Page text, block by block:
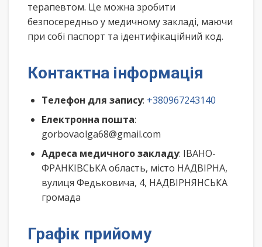
терапевтом. Це можна зробити
безпосередньо у медичному закладі, маючи
при собі паспорт та ідентифікаційний код.
Контактна інформація
Телефон для запису: +380967243140
Електронна пошта:
gorbovaolga68@gmail.com
Адреса медичного закладу: ІВАНО-
ФРАНКІВСЬКА область, місто НАДВІРНА,
вулиця Федьковича, 4, НАДВІРНЯНСЬКА
громада
Графік прийому